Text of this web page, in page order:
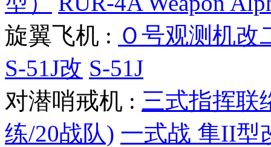
旋翼飞机 : Ｏ号观测机改
S-51J改 S-51J
对潜哨戒机 : 三式指挥联
练/20战队) 一式战 隼II型